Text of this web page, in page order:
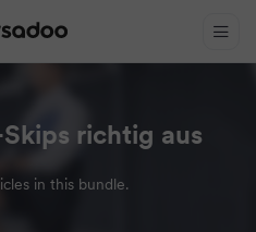
richtig aus
in this bundle.